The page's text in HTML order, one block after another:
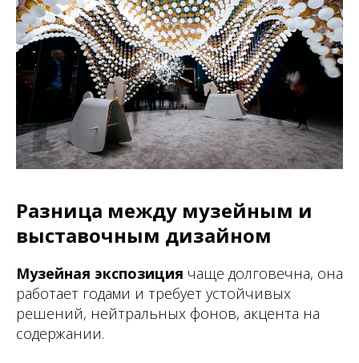
Разница между музейным и
выставочным дизайном
Музейная экспозиция чаще долговечна, она
работает годами и требует устойчивых
решений, нейтральных фонов, акцента на
содержании.